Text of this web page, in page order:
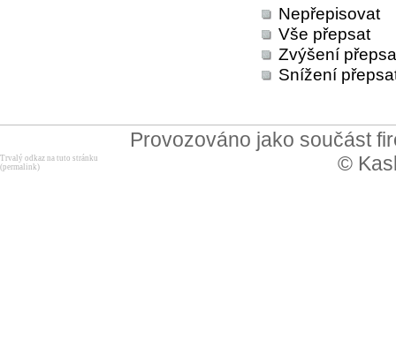
Nepřepisovat
Vše přepsat
Zvýšení
Snížení
Provozováno jako součást
©
Trvalý odkaz na tuto stránku
(permalink)